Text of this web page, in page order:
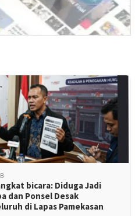
bicara: Diduga Jadi
dan Ponsel Desak
di Lapas Pamekasan